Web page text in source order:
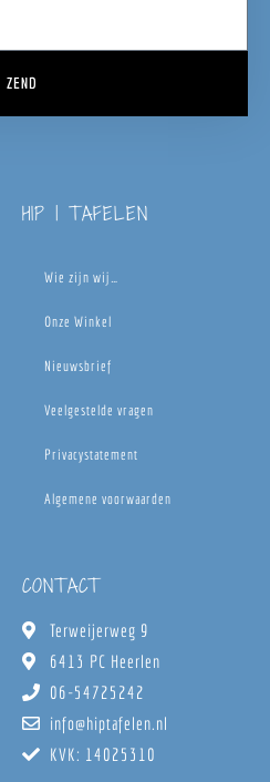
ZEND
HIP | TAFELEN
Wie zijn wij…
Onze Winkel
Nieuwsbrief
Veelgestelde vragen
Privacystatement
Algemene voorwaarden
CONTACT
Terweijerweg 9
6413 PC Heerlen
06-54725242
info@hiptafelen.nl
KVK: 14025310